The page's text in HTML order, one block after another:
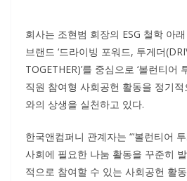
회사는 조현범 회장의 ESG 철학 아
브랜드 ‘드라이빙 포워드, 투게더
TOGETHER)’를 중심으로 ‘볼런티어
직원 참여형 사회공헌 활동을 정기
와의 상생을 실천하고 있다.
한국앤컴퍼니 관계자는 “‘볼런티어
사회에 필요한 나눔 활동을 꾸준히
적으로 참여할 수 있는 사회공헌 활